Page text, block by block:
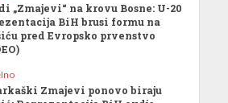
„Zmajevi“ na krovu Bosne: U-20
BiH brusi formu na
pred Evropsko prvenstvo
Zmajevi ponovo biraju